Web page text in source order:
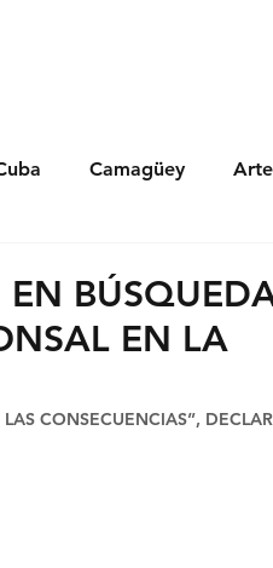
Camagüey Arte
EN
EN LA
CONSECUENCIAS”,